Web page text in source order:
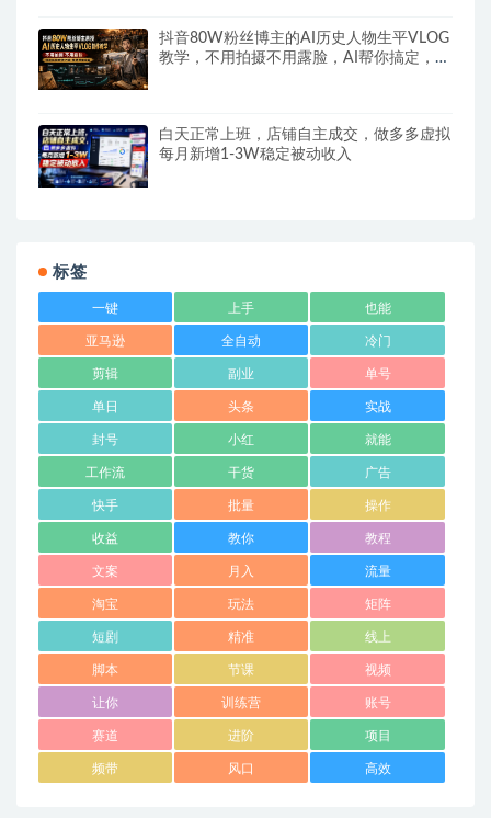
抖音80W粉丝博主的AI历史人物生平VLOG
教学，不用拍摄不用露脸，AI帮你搞定，轻
白天正常上班，店铺自主成交，做多多虚拟
每月新增1-3W稳定被动收入
标签
一键 上手 也能
亚马逊 全自动 冷门
剪辑 副业 单号
单日 头条 实战
封号 小红 就能
工作流 干货 广告
快手 批量 操作
收益 教你 教程
文案 月入 流量
淘宝 玩法 矩阵
短剧 精准 线上
脚本 节课 视频
让你 训练营 账号
赛道 进阶 项目
频带 风口 高效